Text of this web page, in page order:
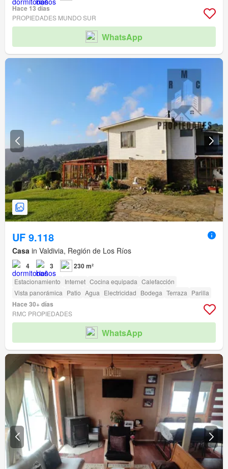
Hace 13 días
PROPIEDADES MUNDO SUR
WhatsApp
UF 9.118
Casa in Valdivia, Región de Los Ríos
4 3 230 m²
Estacionamiento Internet Cocina equipada Calefacción
Vista panorámica Patio Agua Electricidad Bodega Terraza Parilla
Hace 30+ días
RMC PROPIEDADES
WhatsApp